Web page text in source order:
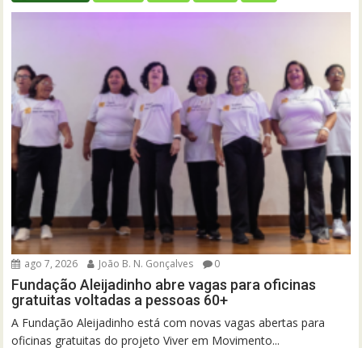
ago 7, 2026 João B. N. Gonçalves 0
Fundação Aleijadinho abre vagas para oficinas
gratuitas voltadas a pessoas 60+
A Fundação Aleijadinho está com novas vagas abertas para
oficinas gratuitas do projeto Viver em Movimento...